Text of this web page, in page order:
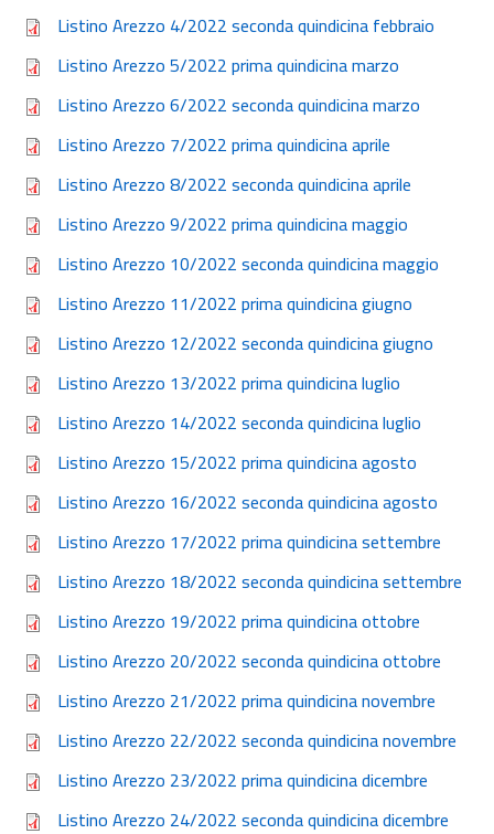
Listino Arezzo 4/2022 seconda quindicina febbraio
Listino Arezzo 5/2022 prima quindicina marzo
Listino Arezzo 6/2022 seconda quindicina marzo
Listino Arezzo 7/2022 prima quindicina aprile
Listino Arezzo 8/2022 seconda quindicina aprile
Listino Arezzo 9/2022 prima quindicina maggio
Listino Arezzo 10/2022 seconda quindicina maggio
Listino Arezzo 11/2022 prima quindicina giugno
Listino Arezzo 12/2022 seconda quindicina giugno
Listino Arezzo 13/2022 prima quindicina luglio
Listino Arezzo 14/2022 seconda quindicina luglio
Listino Arezzo 15/2022 prima quindicina agosto
Listino Arezzo 16/2022 seconda quindicina agosto
Listino Arezzo 17/2022 prima quindicina settembre
Listino Arezzo 18/2022 seconda quindicina settembre
Listino Arezzo 19/2022 prima quindicina ottobre
Listino Arezzo 20/2022 seconda quindicina ottobre
Listino Arezzo 21/2022 prima quindicina novembre
Listino Arezzo 22/2022 seconda quindicina novembre
Listino Arezzo 23/2022 prima quindicina dicembre
Listino Arezzo 24/2022 seconda quindicina dicembre